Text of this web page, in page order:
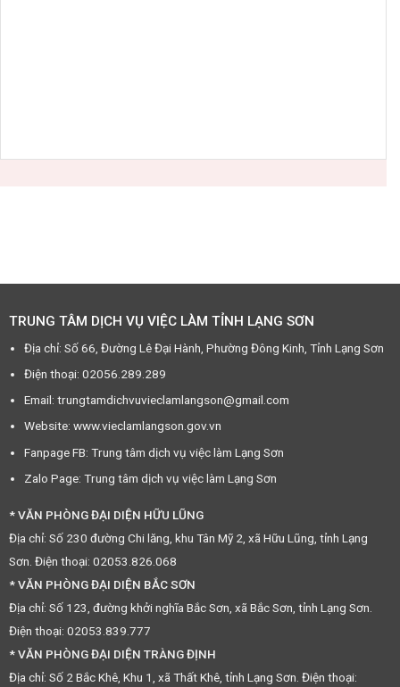
TRUNG TÂM DỊCH VỤ VIỆC LÀM TỈNH LẠNG SƠN
Địa chỉ: Số 66, Đường Lê Đại Hành, Phường Đông Kinh, Tỉnh Lạng Sơn
Điện thoại: 02056.289.289
Email: trungtamdichvuvieclamlangson@gmail.com
Website: www.vieclamlangson.gov.vn
Fanpage FB: Trung tâm dịch vụ việc làm Lạng Sơn
Zalo Page: Trung tâm dịch vụ việc làm Lạng Sơn
* VĂN PHÒNG ĐẠI DIỆN HỮU LŨNG
Địa chỉ: Số 230 đường Chi lăng, khu Tân Mỹ 2, xã Hữu Lũng, tỉnh Lạng
Sơn. Điện thoại: 02053.826.068
* VĂN PHÒNG ĐẠI DIỆN BẮC SƠN
Địa chỉ: Số 123, đường khởi nghĩa Bắc Sơn, xã Bắc Sơn, tỉnh Lạng Sơn.
Điện thoại: 02053.839.777
* VĂN PHÒNG ĐẠI DIỆN TRÀNG ĐỊNH
Địa chỉ: Số 2 Bắc Khê, Khu 1, xã Thất Khê, tỉnh Lạng Sơn. Điện thoại: